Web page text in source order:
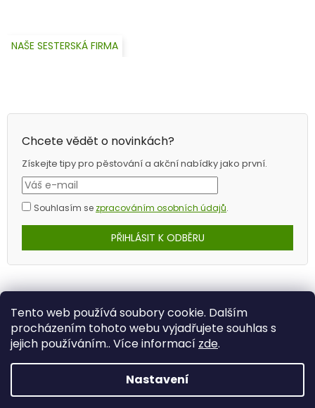
Tento web používá soubory cookie. Dalším
procházením tohoto webu vyjadřujete souhlas s
jejich používáním.. Více informací zde.
Nastavení
NAŠE SESTERSKÁ FIRMA
Chcete vědět o novinkách?
Získejte tipy pro pěstování a akční nabídky jako první.
Souhlasím se zpracováním osobních údajů.
PŘIHLÁSIT K ODBĚRU
Vytvořil Shoptet